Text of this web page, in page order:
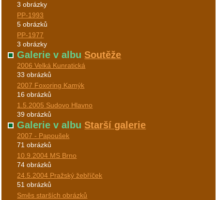
3 obrázky
PP-1993
5 obrázků
PP-1977
3 obrázky
Galerie v albu Soutěže
2006 Velká Kunratická
33 obrázků
2007 Foxoring Kamýk
16 obrázků
1.5.2005 Sudovo Hlavno
39 obrázků
Galerie v albu Starší galerie
2007 - Papoušek
71 obrázků
10.9.2004 MS Brno
74 obrázků
24.5.2004 Pražský žebříček
51 obrázků
Směs starších obrázků